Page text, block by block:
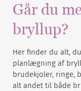
Går du
bryllup?
Her finder du alt,
planlægning af
brudekjoler, ringe,
alt andet til både